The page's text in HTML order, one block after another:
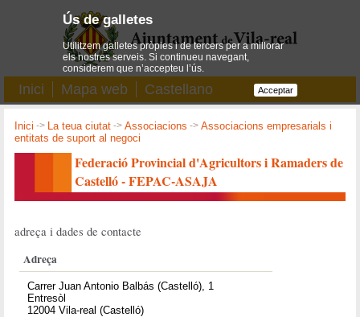
Inici Mapa web Castellano
Inici -> La teua ciutat ->Associacions ->Associacions empresarials i
entitats de suport al negoci
Federació Provincial d'Agricultors i Ramaders de
Castelló - FEPAC-ASAJA
adreça i dades de contacte
Adreça
Carrer Juan Antonio Balbás (Castelló), 1
Entresòl
12004 Vila-real (Castelló)
Ús de galletes
Utilitzem galletes pròpies i de tercers per a millorar
els nostres serveis. Si continueu navegant,
considerem que n’accepteu l’ús.
Acceptar